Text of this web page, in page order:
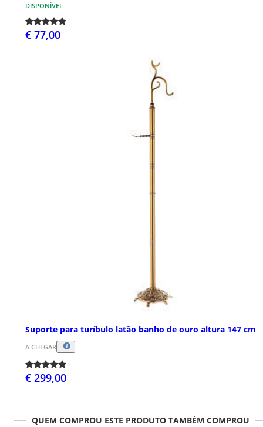
DISPONÍVEL
€ 77,00
Suporte para turíbulo latão banho de ouro altura 147 cm
A CHEGAR
€ 299,00
QUEM COMPROU ESTE PRODUTO TAMBÉM COMPROU